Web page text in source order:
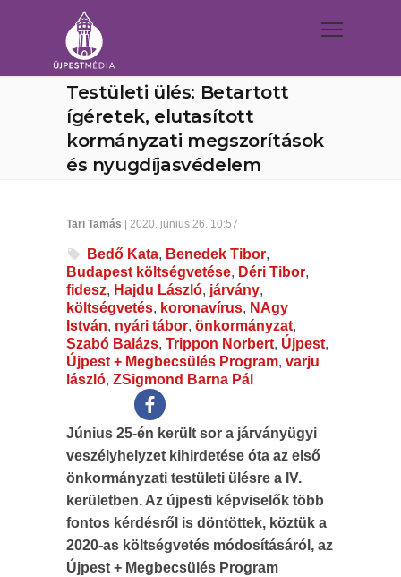
Testületi ülés: Betartott
ígéretek, elutasított
kormányzati megszorítások
és nyugdíjasvédelem
Tari Tamás | 2020. június 26. 10:57
Bedő Kata, Benedek Tibor,
Budapest költségvetése, Déri Tibor,
fidesz, Hajdu László, járvány,
költségvetés, koronavírus, NAgy
István, nyári tábor, önkormányzat,
Szabó Balázs, Trippon Norbert, Újpest,
Újpest + Megbecsülés Program, varju
lászló, ZSigmond Barna Pál
Június 25-én került sor a járványügyi
veszélyhelyzet kihirdetése óta az első
önkormányzati testületi ülésre a IV.
kerületben. Az újpesti képviselők több
fontos kérdésről is döntöttek, köztük a
2020-as költségvetés módosításáról, az
Újpest + Megbecsülés Program